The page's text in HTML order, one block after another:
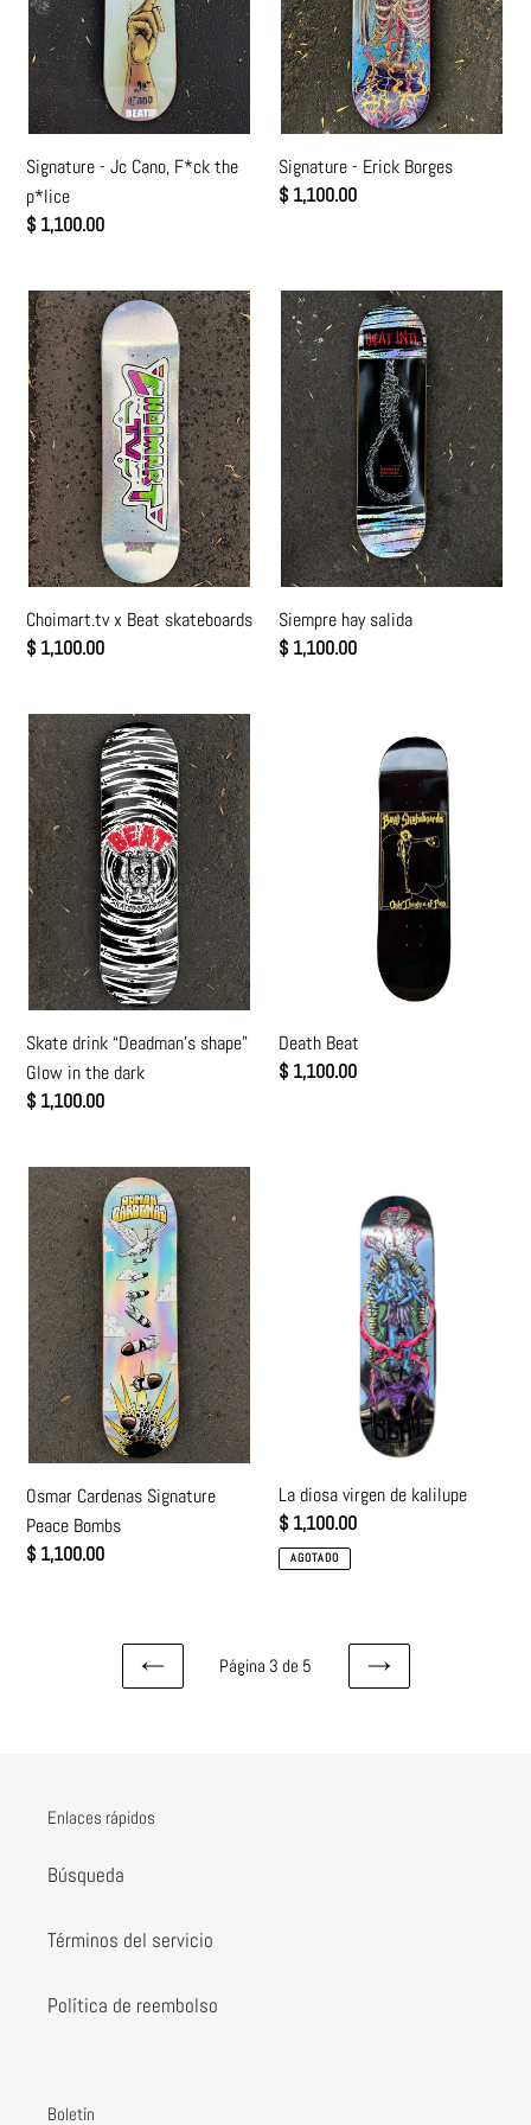
n
:
p*lice
Signature - Jc Cano, F*ck the
p*lice
Precio
$ 1,100.00
Signature - Erick Borges
Precio
$ 1,100.00
Choimart.tv
x
Beat
skateboards
Choimart.tv x Beat skateboards
Precio
$ 1,100.00
Siempre
hay
salida
Siempre hay salida
Precio
$ 1,100.00
Skate
drink
“Deadman’s
shape”
Glow
in
the
dark
Skate drink “Deadman’s shape”
Glow in the dark
Precio
$ 1,100.00
Death Beat
Precio
$ 1,100.00
Osmar
Cardenas
Signature
Peace
Bombs
Osmar Cardenas Signature
Peace Bombs
Precio
$ 1,100.00
La diosa virgen de kalilupe
Precio
habitual
$ 1,100.00
AGOTADO
PAGINA
Página 3 de 5
SIGUIENTE
Enlaces rápidos
Búsqueda
Términos del servicio
Política de reembolso
Boletín